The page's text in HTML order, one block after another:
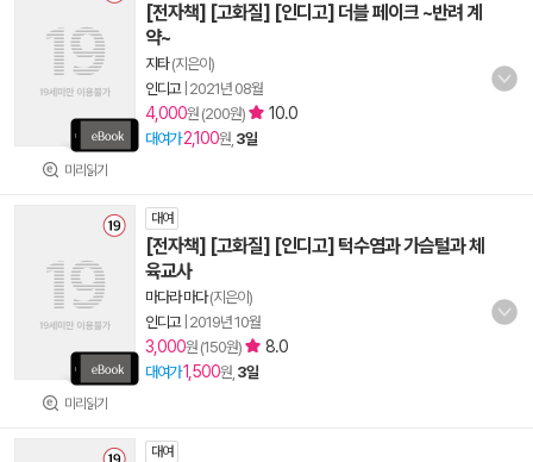
미리읽기
[전자책] [고화질] [인디고] 더블 페이크 ~반려 계
약~
지타(지은이)
인디고| 2021년 08월
4,000원 (200원) 10.0
대여가 2,100원, 3일
미리읽기
대여
[전자책] [고화질] [인디고] 턱수염과 가슴털과 체
육교사
마다라 마다(지은이)
인디고| 2019년 10월
3,000원 (150원) 8.0
대여가1,500원, 3일
대여